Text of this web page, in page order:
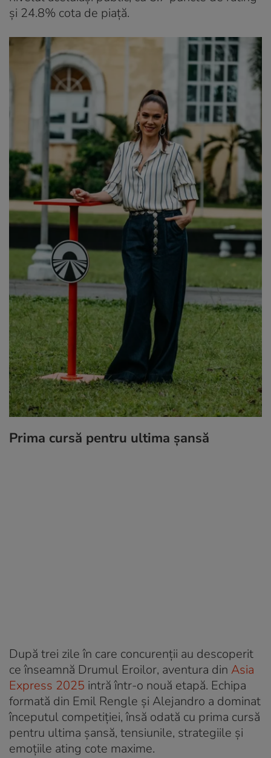
şi 24.8% cota de piaţă.
Prima cursă pentru ultima șansă
După trei zile în care concurenții au descoperit
ce înseamnă Drumul Eroilor, aventura din Asia
Express 2025 intră într-o nouă etapă. Echipa
formată din Emil Rengle și Alejandro a dominat
începutul competiției, însă odată cu prima cursă
pentru ultima șansă, tensiunile, strategiile și
emoțiile ating cote maxime.